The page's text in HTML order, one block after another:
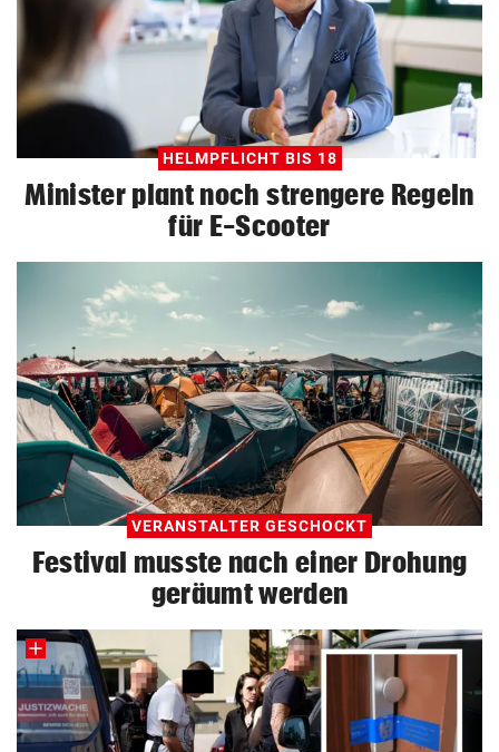
HELMPFLICHT BIS 18
Minister plant noch strengere Regeln
für E-Scooter
VERANSTALTER GESCHOCKT
Festival musste nach einer Drohung
geräumt werden